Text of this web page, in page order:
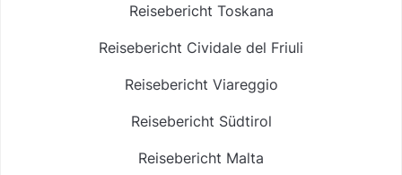
Reisebericht Toskana
Reisebericht Cividale del Friuli
Reisebericht Viareggio
Reisebericht Südtirol
Reisebericht Malta